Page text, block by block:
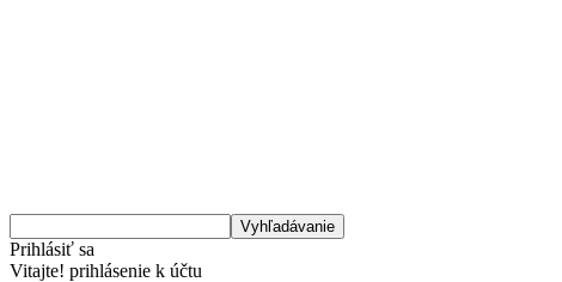
Prihlásiť sa
Vitajte! prihlásenie k účtu